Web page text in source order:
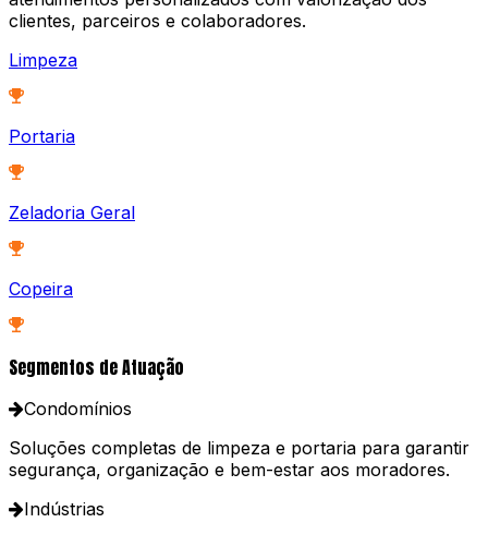
clientes, parceiros e colaboradores.
Limpeza
Portaria
Zeladoria Geral
Copeira
Segmentos de Atuação
Condomínios
Soluções completas de limpeza e portaria para garantir
segurança, organização e bem-estar aos moradores.
Indústrias